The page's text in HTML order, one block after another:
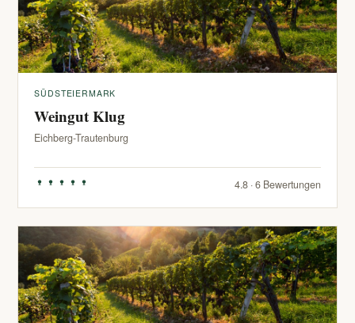
SÜDSTEIERMARK
Weingut Klug
Eichberg-Trautenburg
4.8 · 6 Bewertungen